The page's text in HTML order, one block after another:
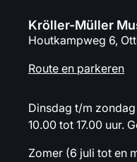
Kröller-Müller
Houtkampweg 6,
Route en parkeren
Dinsdag t/m
10.00 tot 17.00 uur.
Zomer (6 juli tot en